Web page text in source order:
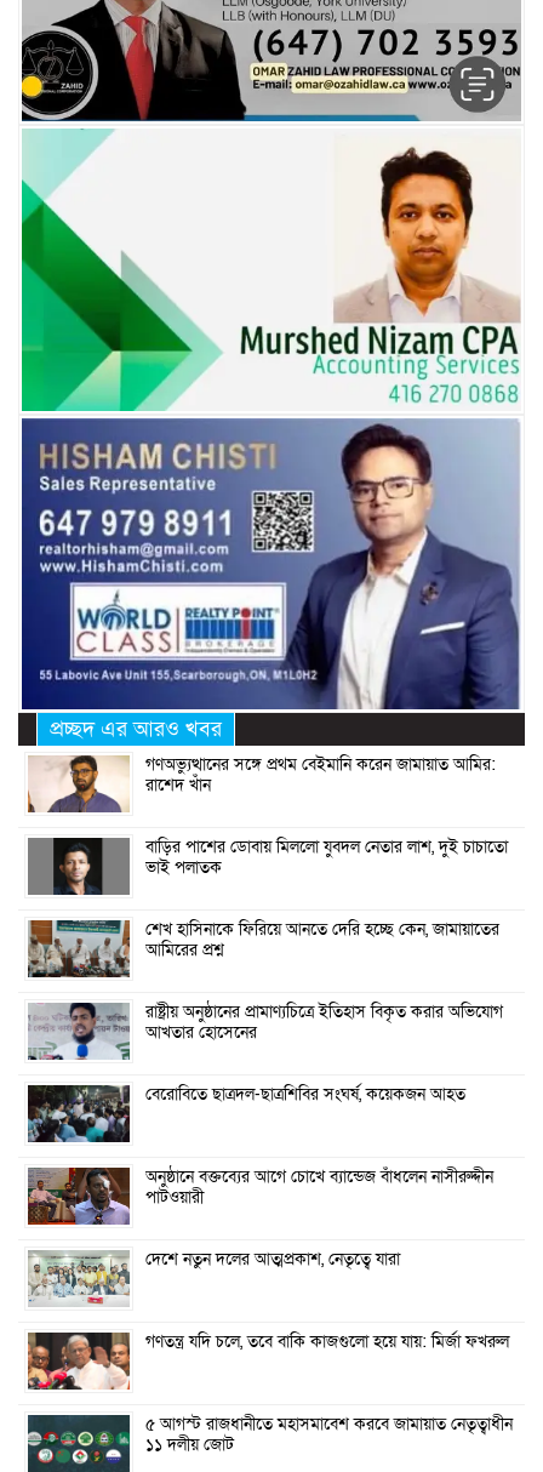
প্রচ্ছদ এর আরও খবর
গণঅভ্যুত্থানের সঙ্গে প্রথম বেইমানি করেন জামায়াত আমির:
রাশেদ খাঁন
বাড়ির পাশের ডোবায় মিললো যুবদল নেতার লাশ, দুই চাচাতো
ভাই পলাতক
শেখ হাসিনাকে ফিরিয়ে আনতে দেরি হচ্ছে কেন, জামায়াতের
আমিরের প্রশ্ন
রাষ্ট্রীয় অনুষ্ঠানের প্রামাণ্যচিত্রে ইতিহাস বিকৃত করার অভিযোগ
আখতার হোসেনের
বেরোবিতে ছাত্রদল-ছাত্রশিবির সংঘর্ষ, কয়েকজন আহত
অনুষ্ঠানে বক্তব্যের আগে চোখে ব্যান্ডেজ বাঁধলেন নাসীরুদ্দীন
পাটওয়ারী
দেশে নতুন দলের আত্মপ্রকাশ, নেতৃত্বে যারা
গণতন্ত্র যদি চলে, তবে বাকি কাজগুলো হয়ে যায়: মির্জা ফখরুল
৫ আগস্ট রাজধানীতে মহাসমাবেশ করবে জামায়াত নেতৃত্বাধীন
১১ দলীয় জোট